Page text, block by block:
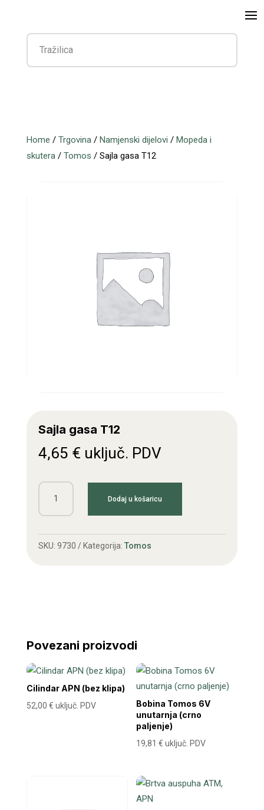
Home / Trgovina/ Namjenski dijelovi / Mopeda i
skutera/ Tomos / Sajla gasa T12
Sajla gasa T12
4,65 € uključ. PDV
Sajla
gasa
količina
Dodaj u košaricu
SKU: 9730 Kategorija: Tomos
Povezani proizvodi
Cilindar APN (bez klipa)
52,00 € uključ. PDV
Bobina Tomos 6V
unutarnja (crno
paljenje)
19,81€ uključ. PDV